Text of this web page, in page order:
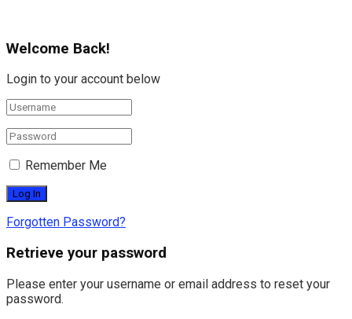
Welcome Back!
Login to your account below
Remember Me
Forgotten Password?
Retrieve your password
Please enter your username or email address to reset your
password.